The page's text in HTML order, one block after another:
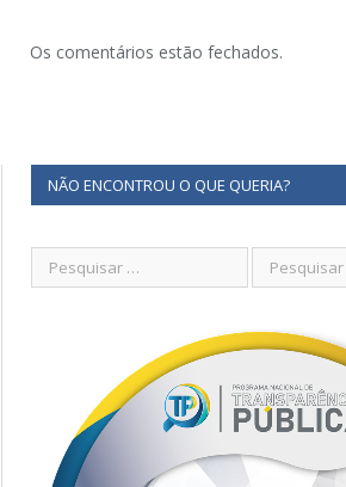
Os comentários estão fechados.
NÃO ENCONTROU O QUE QUERIA?